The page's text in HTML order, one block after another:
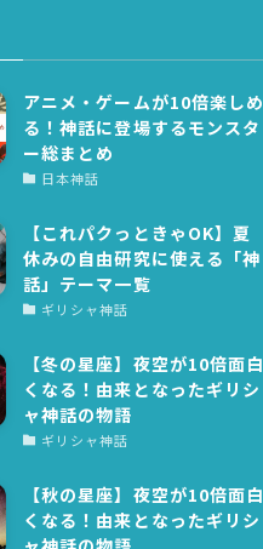
アニメ・ゲームが10倍楽しめ
る！神話に登場するモンスタ
ー総まとめ
日本神話
【これパクっときゃOK】夏
休みの自由研究に使える「神
話」テーマ一覧
ギリシャ神話
【冬の星座】夜空が10倍面白
くなる！由来となったギリシ
ャ神話の物語
ギリシャ神話
【秋の星座】夜空が10倍面白
くなる！由来となったギリシ